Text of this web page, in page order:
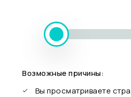
Возможные причины:
Вы просматриваете